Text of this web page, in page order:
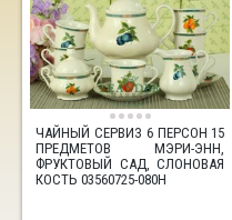
ЧАЙНЫЙ СЕРВИЗ 6 ПЕРСОН 15
ПРЕДМЕТОВ МЭРИ-ЭНН,
ФРУКТОВЫЙ САД, СЛОНОВАЯ
КОСТЬ 03560725-080H